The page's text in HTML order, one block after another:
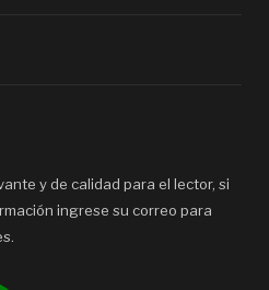
y de calidad para el lector, si
ingrese su correo para